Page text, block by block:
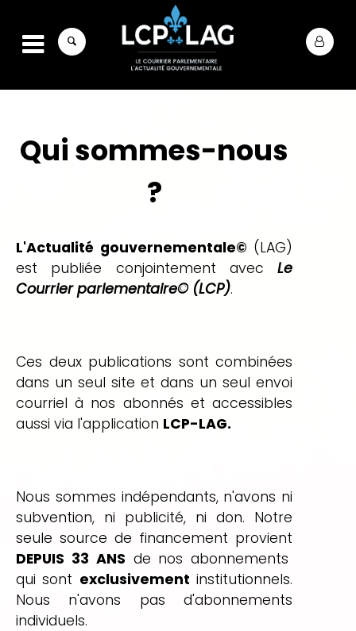
Qui sommes-nous
?
L'Actualité gouvernementale© (LAG)
est publiée conjointement avec Le
Courrier parlementaire© (LCP).
Ces deux publications sont combinées
dans un seul site et dans un seul envoi
courriel à nos abonnés et accessibles
aussi via l'application LCP-LAG.
Nous sommes indépendants, n'avons ni
subvention, ni publicité, ni don. Notre
seule source de financement provient
DEPUIS 33 ANS de nos abonnements
qui sont exclusivement institutionnels.
Nous n'avons pas d'abonnements
individuels.